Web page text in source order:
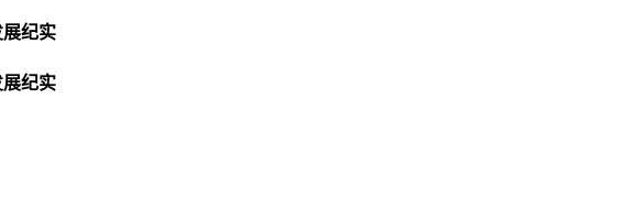
纪实
纪实